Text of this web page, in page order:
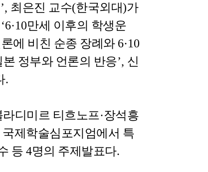
’, 최은진 교수(한국외대)가
‘6·10만세 이후의 학생운
에 비친 순종 장례와 6·10
정부와 언론의 반응’, 신
.
디미르 티흐노프·장석흥
국제학술심포지엄에서 특
등 4명의 주제발표다.